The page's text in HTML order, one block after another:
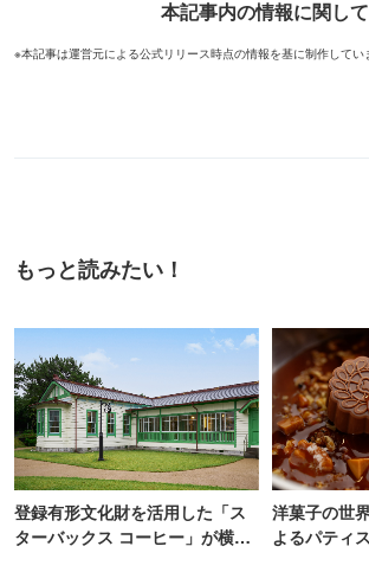
本記事内の情報に関して
※本記事は運営元による公式リリース時点の情報を基に制作してい
もっと読みたい！
登録有形文化財を活用した「ス
ターバックス コーヒー」が横
洋菓子の世
よるパティ